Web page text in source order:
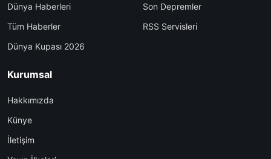
Dünya Haberleri
Tüm Haberler
Dünya Kupası 2026
Son Depremler
RSS Servisleri
Kurumsal
Hakkımızda
Künye
İletişim